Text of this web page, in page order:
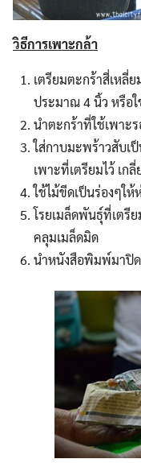
Search
for:
วิธีการเพาะกล้า
เตรียมตะกร้าสี่เหลี่
ประมาณ 4 นิ้ว หรือ
นำตะกร้าที่ใช้เพาะ
ใส่กาบมะพร้าวสับเ
เพาะที่เตรียมไว้ เกลี่
ใช้ไม้ขีดเป็นร่องๆใ
โรยเมล็ดพันธุ์ที่เตรี
คลุมเมล็ดมิด
นำหนังสือพิมพ์มาปิ